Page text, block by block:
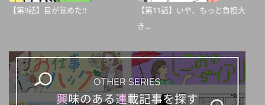
【第9話】目が覚めた!!
【第11話】いや、もっと負担大
き...